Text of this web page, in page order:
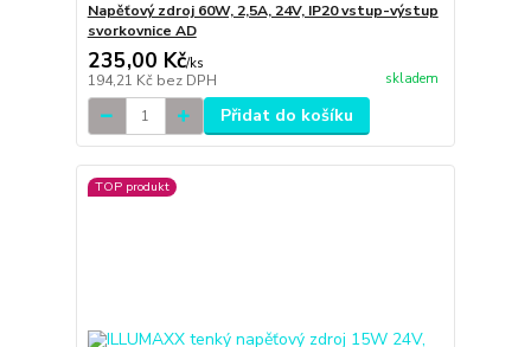
Napěťový zdroj 60W, 2,5A, 24V, IP20 vstup-výstup
svorkovnice AD
235,00 Kč/ks
194,21 Kč bez DPH skladem
Přidat do košíku
TOP produkt